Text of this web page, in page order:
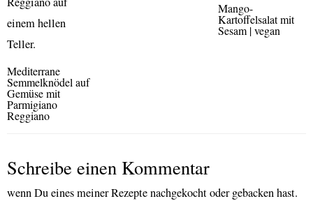
Mediterrane
Semmelknödel auf
Gemüse mit
Parmigiano
Reggiano
Mango-
Kartoffelsalat mit
Sesam | vegan
Schreibe einen Kommentar
wenn Du eines meiner Rezepte nachgekocht oder gebacken hast.